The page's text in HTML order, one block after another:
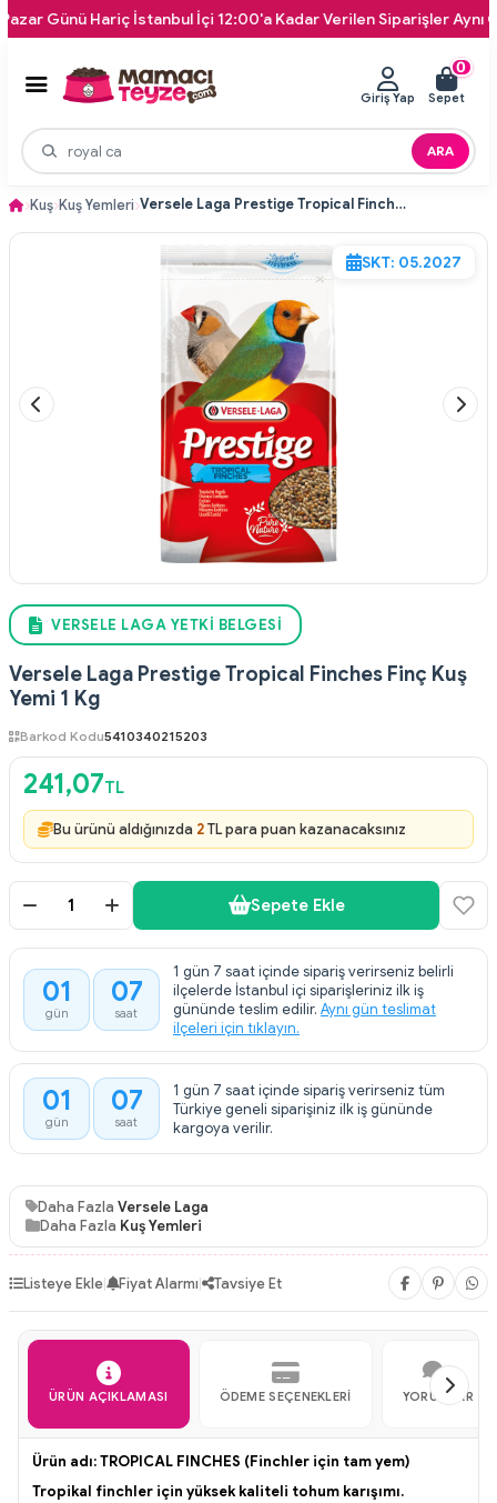
Günü Hariç İstanbul İçi 12:00'a Kadar Verilen Siparişler Aynı Gün
ARA
Giriş Yap
0
Sepet
Kuş Kuş Yemleri Versele Laga Prestige Tropical Finches Finç Kuş Yemi 1 Kg
SKT: 05.2027
VERSELE LAGA YETKI BELGESI
Versele Laga Prestige Tropical Finches Finç Kuş
Yemi 1 Kg
Barkod Kodu5410340215203
241,07TL
Bu ürünü aldığınızda 2TL para puan kazanacaksınız
Sepete Ekle
01
gün
07
saat
1 gün 7 saat içinde sipariş verirseniz belirli
ilçelerde İstanbul içi siparişleriniz ilk iş
gününde teslim edilir. Aynı gün teslimat
ilçeleri için tıklayın.
01
gün
07
saat
1 gün 7 saat içinde sipariş verirseniz tüm
Türkiye geneli siparişiniz ilk iş gününde
kargoya verilir.
Daha Fazla Versele Laga
Daha Fazla Kuş Yemleri
Listeye Ekle| Fiyat Alarmı| Tavsiye Et
ÜRÜN AÇIKLAMASI ÖDEME SEÇENEKLERI YORUMLAR
Ürün adı: TROPICAL FINCHES (Finchler için tam yem)
Tropikal finchler için yüksek kaliteli tohum karışımı.